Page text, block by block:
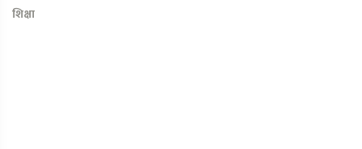
शिक्षा